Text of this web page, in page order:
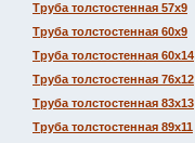
Труба толстостенная 57х9
Труба толстостенная 60х9
Труба толстостенная 60х14
Труба толстостенная 76х12
Труба толстостенная 83х13
Труба толстостенная 89х11